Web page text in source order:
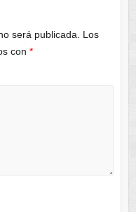
será publicada. Los
con *